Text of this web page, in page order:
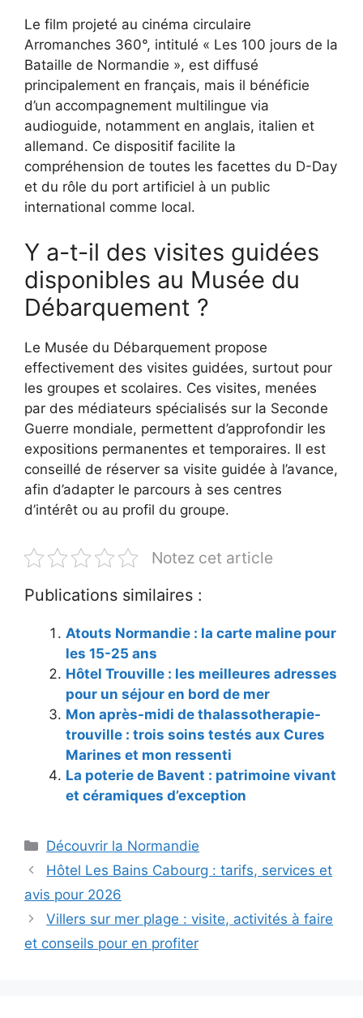
Le film projeté au cinéma circulaire
Arromanches 360°, intitulé « Les 100 jours de la
Bataille de Normandie », est diffusé
principalement en français, mais il bénéficie
d’un accompagnement multilingue via
audioguide, notamment en anglais, italien et
allemand. Ce dispositif facilite la
compréhension de toutes les facettes du D-Day
et du rôle du port artificiel à un public
international comme local.
Y a-t-il des visites guidées
disponibles au Musée du
Débarquement ?
Le Musée du Débarquement propose
effectivement des visites guidées, surtout pour
les groupes et scolaires. Ces visites, menées
par des médiateurs spécialisés sur la Seconde
Guerre mondiale, permettent d’approfondir les
expositions permanentes et temporaires. Il est
conseillé de réserver sa visite guidée à l’avance,
afin d’adapter le parcours à ses centres
d’intérêt ou au profil du groupe.
Notez cet article
Publications similaires :
Atouts Normandie : la carte maline pour
les 15-25 ans
Hôtel Trouville : les meilleures adresses
pour un séjour en bord de mer
Mon après-midi de thalassotherapie-
trouville : trois soins testés aux Cures
Marines et mon ressenti
La poterie de Bavent : patrimoine vivant
et céramiques d’exception
Catégories
Découvrir la Normandie
Hôtel Les Bains Cabourg : tarifs, services et
avis pour 2026
Villers sur mer plage : visite, activités à faire
et conseils pour en profiter